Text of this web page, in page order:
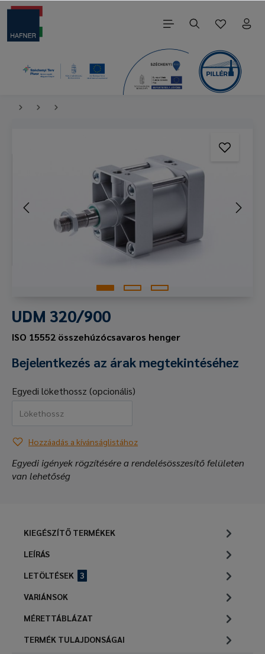
UDM 320/900
ISO 15552 összehúzócsavaros henger
Bejelentkezés az árak megtekintéséhez
Egyedi lökethossz (opcionális)
Hozzáadás a kívánságlistához
Egyedi igények rögzítésére a rendelésösszesítő felületen
van lehetőség
KIEGÉSZÍTŐ TERMÉKEK
LEÍRÁS
LETÖLTÉSEK
3
VARIÁNSOK
MÉRETTÁBLÁZAT
TERMÉK TULAJDONSÁGAI